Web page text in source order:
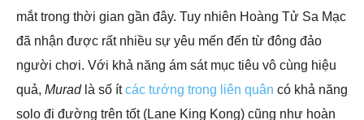
mắt trong thời gian gần đây. Tuy nhiên Hoàng Tử Sa Mạc
đã nhận được rất nhiều sự yêu mến đến từ đông đảo
người chơi. Với khả năng ám sát mục tiêu vô cùng hiệu
quả, Muradlà số ítcác tướng trong liên quân có khả năng
solo đi đường trên tốt (Lane King Kong) cũng như hoàn